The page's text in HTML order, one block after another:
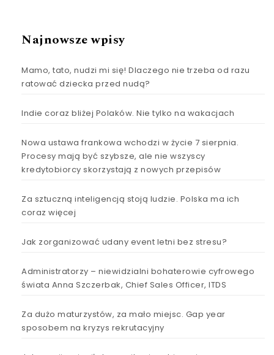
Najnowsze wpisy
Mamo, tato, nudzi mi się! Dlaczego nie trzeba od razu
ratować dziecka przed nudą?
Indie coraz bliżej Polaków. Nie tylko na wakacjach
Nowa ustawa frankowa wchodzi w życie 7 sierpnia.
Procesy mają być szybsze, ale nie wszyscy
kredytobiorcy skorzystają z nowych przepisów
Za sztuczną inteligencją stoją ludzie. Polska ma ich
coraz więcej
Jak zorganizować udany event letni bez stresu?
Administratorzy – niewidzialni bohaterowie cyfrowego
świata Anna Szczerbak, Chief Sales Officer, ITDS
Za dużo maturzystów, za mało miejsc. Gap year
sposobem na kryzys rekrutacyjny